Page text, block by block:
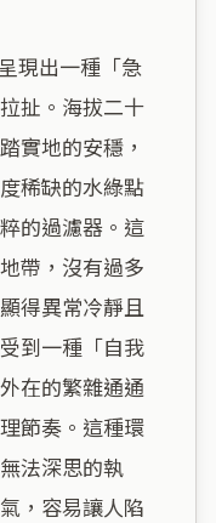
扯。海拔二十
實地的安穩，
稀缺的水綠點
的過濾器。這
帶，沒有過多
得異常冷靜且
到一種「自我
在的繁雜通通
節奏。這種環
法深思的執
，容易讓人陷